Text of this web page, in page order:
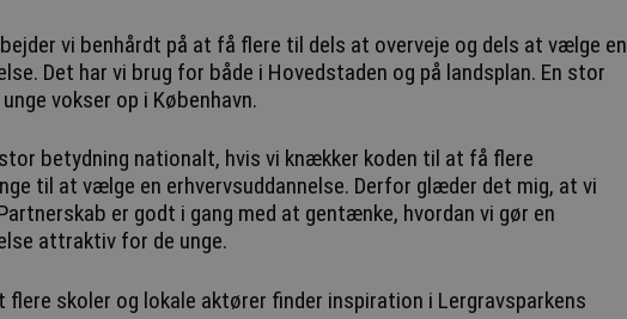
vi benhårdt på at få flere til dels at overveje og dels at vælge en
Det har vi brug for både i Hovedstaden og på landsplan. En stor
vokser op i København.
betydning nationalt, hvis vi knækker koden til at få flere
til at vælge en erhvervsuddannelse. Derfor glæder det mig, at vi
er godt i gang med at gentænke, hvordan vi gør en
attraktiv for de unge.
flere skoler og lokale aktører finder inspiration i Lergravsparkens